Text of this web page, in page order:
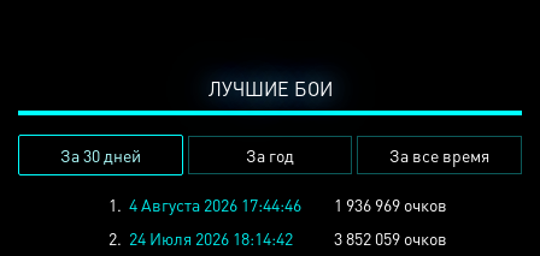
ЛУЧШИЕ БОИ
За 30 дней За год За все время
1. 4 Августа 2026 17:44:46
1 936 969 очков
2. 24 Июля 2026 18:14:42
3 852 059 очков